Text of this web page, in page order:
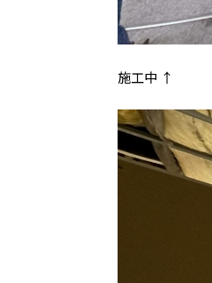
施工中 ↑